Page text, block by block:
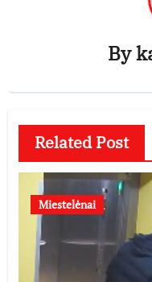
By
Related Post
Miestelėnai